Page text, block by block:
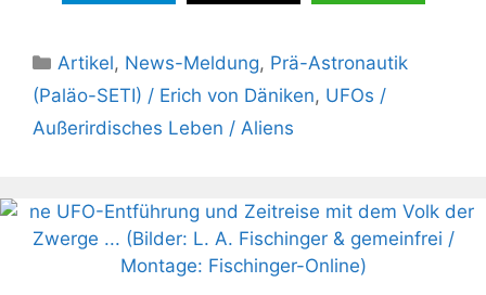
Kategorien
Artikel, News-Meldung, Prä-Astronautik
(Paläo-SETI) / Erich von Däniken, UFOs /
Außerirdisches Leben / Aliens